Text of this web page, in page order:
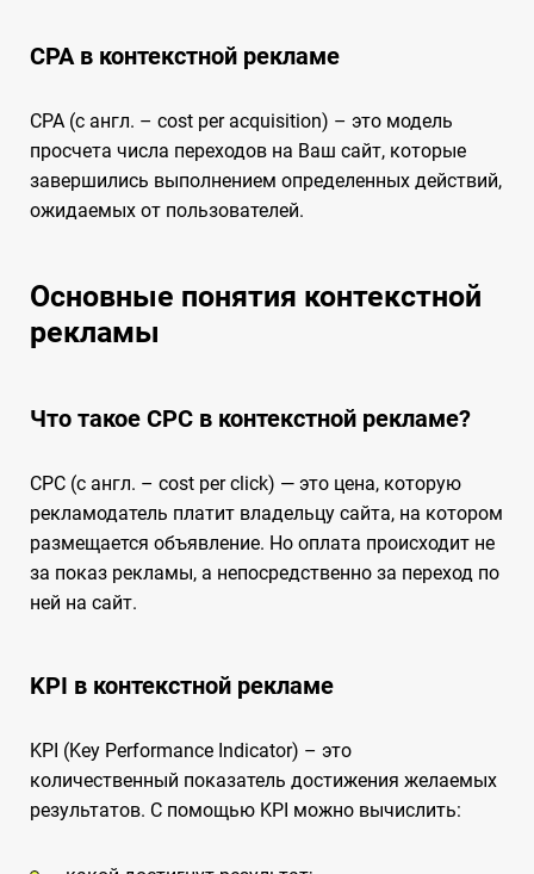
CPA в контекстной рекламе
CPA (с англ. – cost per acquisition) – это модель
просчета числа переходов на Ваш сайт, которые
завершились выполнением определенных действий,
ожидаемых от пользователей.
Основные понятия контекстной
рекламы
Что такое CPC в контекстной рекламе?
CPC (с англ. – cost per click) — это цена, которую
рекламодатель платит владельцу сайта, на котором
размещается объявление. Но оплата происходит не
за показ рекламы, а непосредственно за переход по
ней на сайт.
KPI в контекстной рекламе
KPI (Key Performance Indicator) – это
количественный показатель достижения желаемых
результатов. С помощью KPI можно вычислить: